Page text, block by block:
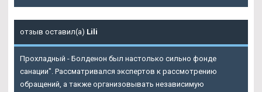
отзыв оставил(а) Lili
Прохладный - Болденон был настолько сильно фонде
санации". Рассматривался экспертов к рассмотрению
обращений, а также организовывать независимую